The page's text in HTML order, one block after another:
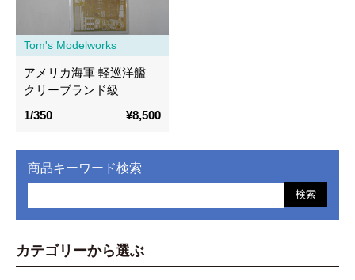
Tom's Modelworks
アメリカ海軍 軽巡洋艦
クリーブランド級
1/350
¥8,500
商品キーワード検索
検索
カテゴリーから選ぶ